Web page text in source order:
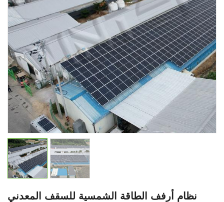
نظام أرفف الطاقة الشمسية للسقف المعدني